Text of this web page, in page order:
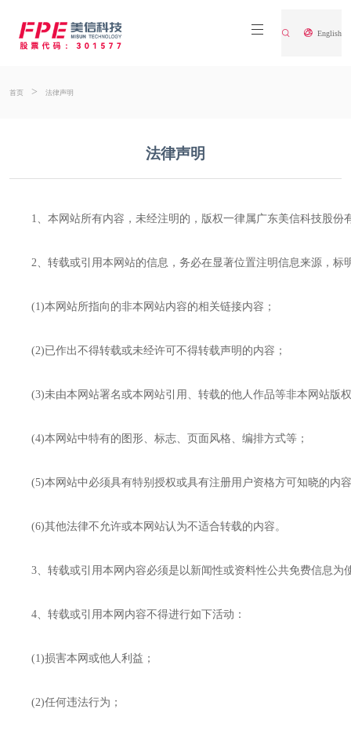
English
首页 > 法律声明
法律声明
1、本网站所有内容，未经注明的，版权一律属广东美信科技股份
2、转载或引用本网站的信息，务必在显著位置注明信息来源，标
(1)本网站所指向的非本网站内容的相关链接内容；
(2)已作出不得转载或未经许可不得转载声明的内容；
(3)未由本网站署名或本网站引用、转载的他人作品等非本网站版
(4)本网站中特有的图形、标志、页面风格、编排方式等；
(5)本网站中必须具有特别授权或具有注册用户资格方可知晓的内
(6)其他法律不允许或本网站认为不适合转载的内容。
3、转载或引用本网内容必须是以新闻性或资料性公共免费信息为
4、转载或引用本网内容不得进行如下活动：
(1)损害本网或他人利益；
(2)任何违法行为；